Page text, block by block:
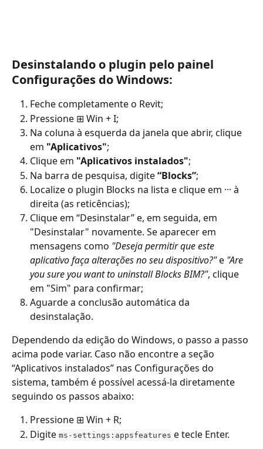
Desinstalando o plugin pelo painel
Configurações do Windows:
Feche completamente o Revit;
Pressione ⊞ Win + I;
Na coluna à esquerda da janela que abrir, clique
em "Aplicativos";
Clique em "Aplicativos instalados";
Na barra de pesquisa, digite “Blocks”;
Localize o plugin Blocks na lista e clique em ··· à
direita (as reticências);
Clique em “Desinstalar” e, em seguida, em
"Desinstalar" novamente. Se aparecer em
mensagens como "Deseja permitir que este
aplicativo faça alterações no seu dispositivo?" e "Are
you sure you want to uninstall Blocks BIM?", clique
em "Sim" para confirmar;
Aguarde a conclusão automática da
desinstalação.
Dependendo da edição do Windows, o passo a passo
acima pode variar. Caso não encontre a seção
“Aplicativos instalados” nas Configurações do
sistema, também é possível acessá-la diretamente
seguindo os passos abaixo:
Pressione ⊞ Win + R;
Digite ms-settings:appsfeatures e tecle Enter.